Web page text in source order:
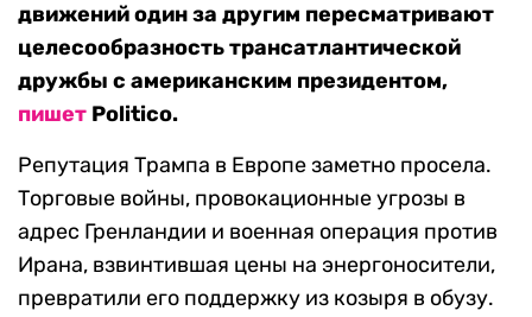
движений один за другим пересматривают
целесообразность трансатлантической
дружбы с американским президентом,
пишет Politico.
Репутация Трампа в Европе заметно просела.
Торговые войны, провокационные угрозы в
адрес Гренландии и военная операция против
Ирана, взвинтившая цены на энергоносители,
превратили его поддержку из козыря в обузу.